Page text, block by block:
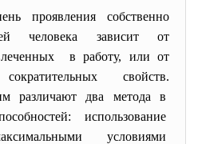
проявления собственно
человека зависит от
в работу, или от
свойств.
различают два метода в
использование
условиями